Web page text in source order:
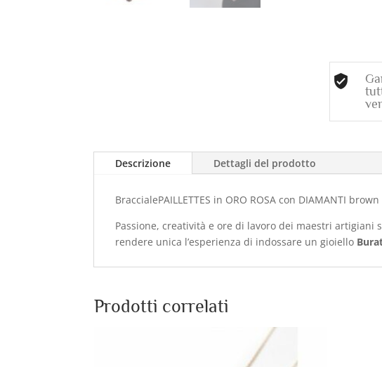
Descrizione Dettagli del prodotto
BraccialePAILLETTES in ORO ROSA con DIAMANTI
Passione, creatività e ore di lavoro dei maestri artigiani
rendere unica l’esperienza di indossare un gioiello
Prodotti correlati